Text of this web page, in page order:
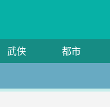
武侠 都市